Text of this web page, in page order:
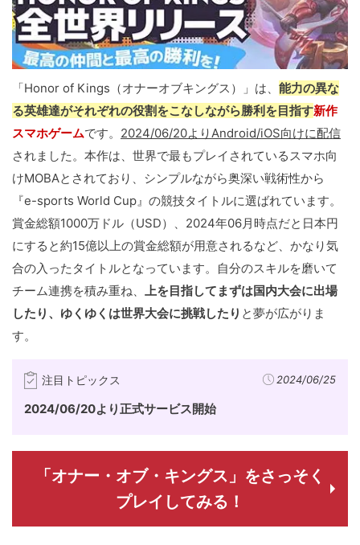
「Honor of Kings（オナーオブキングス）」は、 能力の異な
る英雄達がそれぞれの役割をこなしながら勝利を目指す新作
スマホゲームです。 2024/06/20よりAndroid/iOS向けに配信
されました。本作は、世界で最もプレイされているスマホ向
けMOBAとされており、シンプルながら奥深い戦術性から
『e-sports World Cup』の競技タイトルに選ばれています。
賞金総額1000万ドル（USD）、2024年06月時点だと日本円
にすると約15億以上の賞金総額が用意されるなど、かなり気
合の入ったタイトルとなっています。自分のスキルを磨いて
チーム連携を積み重ね、 上を目指してまずは国内大会に出場
したり、ゆくゆくは世界大会に挑戦したり と夢が広がりま
す。
注目トピックス 2024/06/25
2024/06/20より正式サービス開始
「オナー・オブ・キングス」をさっそく
プレイしてみる！